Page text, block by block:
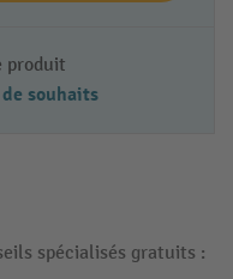
produit
souhaits
spécialisés gratuits :